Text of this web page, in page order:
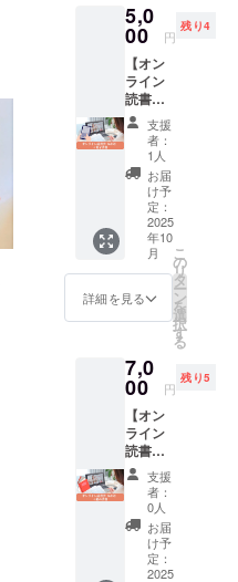
合があ
ります
ので、
ご相談
くださ
い。
期限は
プロ
ジェク
ト終了
後から
6ヶ月以
内。
方にも
安心し
てス
タート
してい
ただけ
る内容
です。
電子書
籍も
セット
でお送
りしま
す。 提
供方
ループ
＆個別
はZoom
開催
（日時
は別途
ご案
内）／
電子書
籍は
メール
にて送
付 注意
事項：
でも安
心して
取り組
める内
容で、
リバウ
ンドし
にくい
体づく
りをサ
ポー
ト。少
人数で
お一人
お一人
の動き
を確認
当日参
加が難
しい方
には
アーカ
イブ視
聴（視
聴期限
３ヶ
月）も
ご用意
してい
ング。
自分の
痩せな
い原因
が分か
りま
す。一
人一人
に合わ
せた痩
せる食
べ方を
アドバ
イス。
すぐに
取り組
める内
スなく
ダイ
エット
をス
タート
できま
す。 電
子書籍
も提
供。ダ
イエッ
トの第
5,0
00 円
残り4
【オン
ライン
読書会
（60
分）＋
電子書
籍】 山
本と一
緒に、
本書の
内容を
深く味
わい、
食べ痩
せを通
して自
の体や
心と向
き合う
時間。
出版を
記念し
て開催
される
60分の
オンラ
イン読
書会に
ご招待
支援
者：
1人
お届
け予
定：
2025
年10
月
詳細を見る
こ
の
リ
タ
ー
ン
を
選
択
す
る
7,0
00 円
残り5
【オン
ライン
読書会
（60
分）＋
紙書
籍】 山
本と一
緒に本
の内容
支援
者：
0人
お届
け予
定：
2025